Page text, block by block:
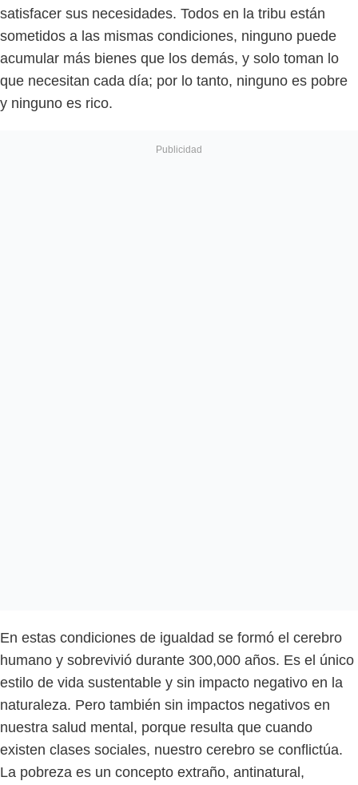
satisfacer sus necesidades. Todos en la tribu están
sometidos a las mismas condiciones, ninguno puede
acumular más bienes que los demás, y solo toman lo
que necesitan cada día; por lo tanto, ninguno es pobre
y ninguno es rico.
En estas condiciones de igualdad se formó el cerebro
humano y sobrevivió durante 300,000 años. Es el único
estilo de vida sustentable y sin impacto negativo en la
naturaleza. Pero también sin impactos negativos en
nuestra salud mental, porque resulta que cuando
existen clases sociales, nuestro cerebro se conflictúa.
La pobreza es un concepto extraño, antinatural,